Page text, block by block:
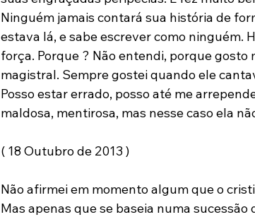
Ninguém jamais contará sua história de
estava lá, e sabe escrever como ninguém.
força. Porque ? Não entendi, porque
magistral. Sempre gostei quando ele
Posso estar errado, posso até me
maldosa, mentirosa, mas nesse caso ela
( 18 Outubro de 2013 )
Não afirmei em momento algum que o
Mas apenas que se baseia numa sucessão